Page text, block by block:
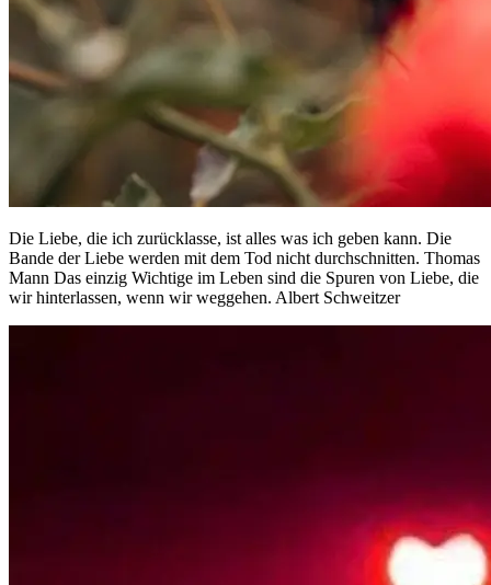
Die Liebe, die ich zurücklasse, ist alles was ich geben kann. Die
Bande der Liebe werden mit dem Tod nicht durchschnitten. Thomas
Mann Das einzig Wichtige im Leben sind die Spuren von Liebe, die
wir hinterlassen, wenn wir weggehen. Albert Schweitzer